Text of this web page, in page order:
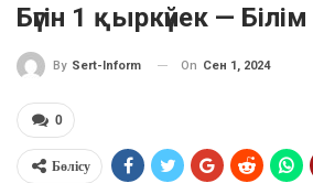
Бүгін 1 қыркүйек — Білім
By Sert-Inform On Сен 1, 2024
0
Бөлісу